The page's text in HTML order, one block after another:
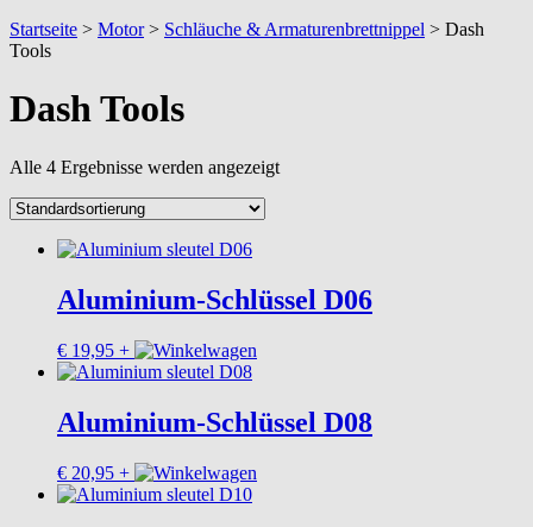
Startseite > Motor> Schläuche & Armaturenbrettnippel > Dash
Tools
Dash Tools
Alle 4 Ergebnisse werden angezeigt
Aluminium-Schlüssel D06
€ 19,95 +
Aluminium-Schlüssel D08
€ 20,95 +